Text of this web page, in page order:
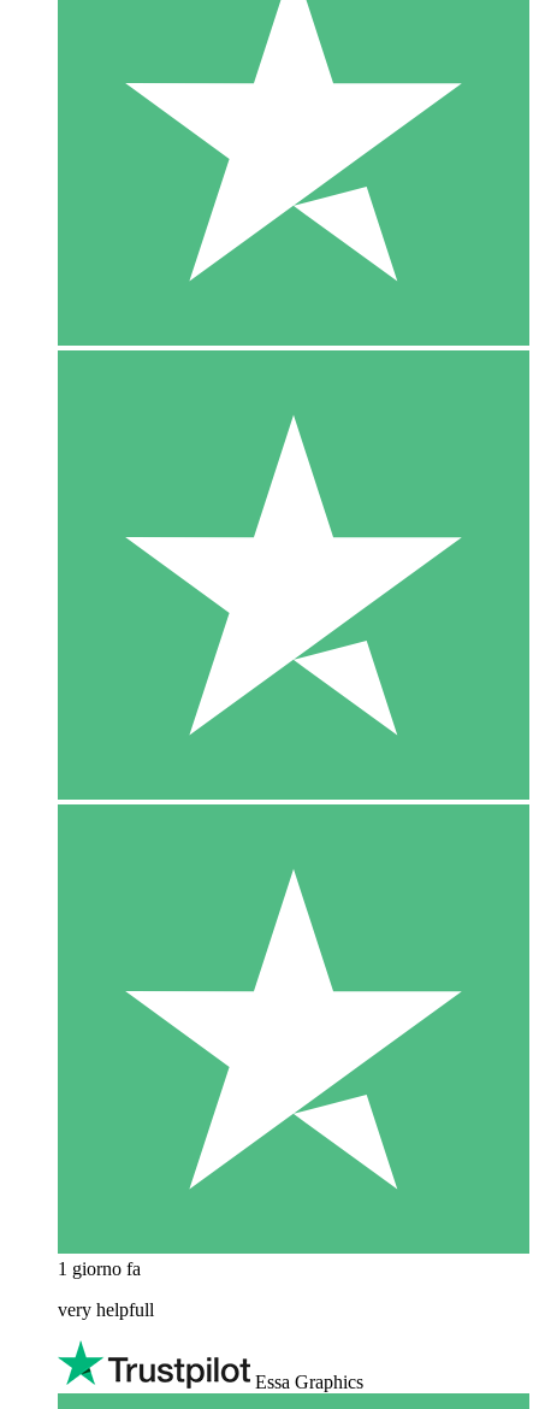
1 giorno fa
very helpfull
Essa Graphics